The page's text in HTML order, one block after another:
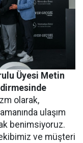
Üyesi Metin
olarak,
ulaşım
benimsiyoruz.
ve müşteri